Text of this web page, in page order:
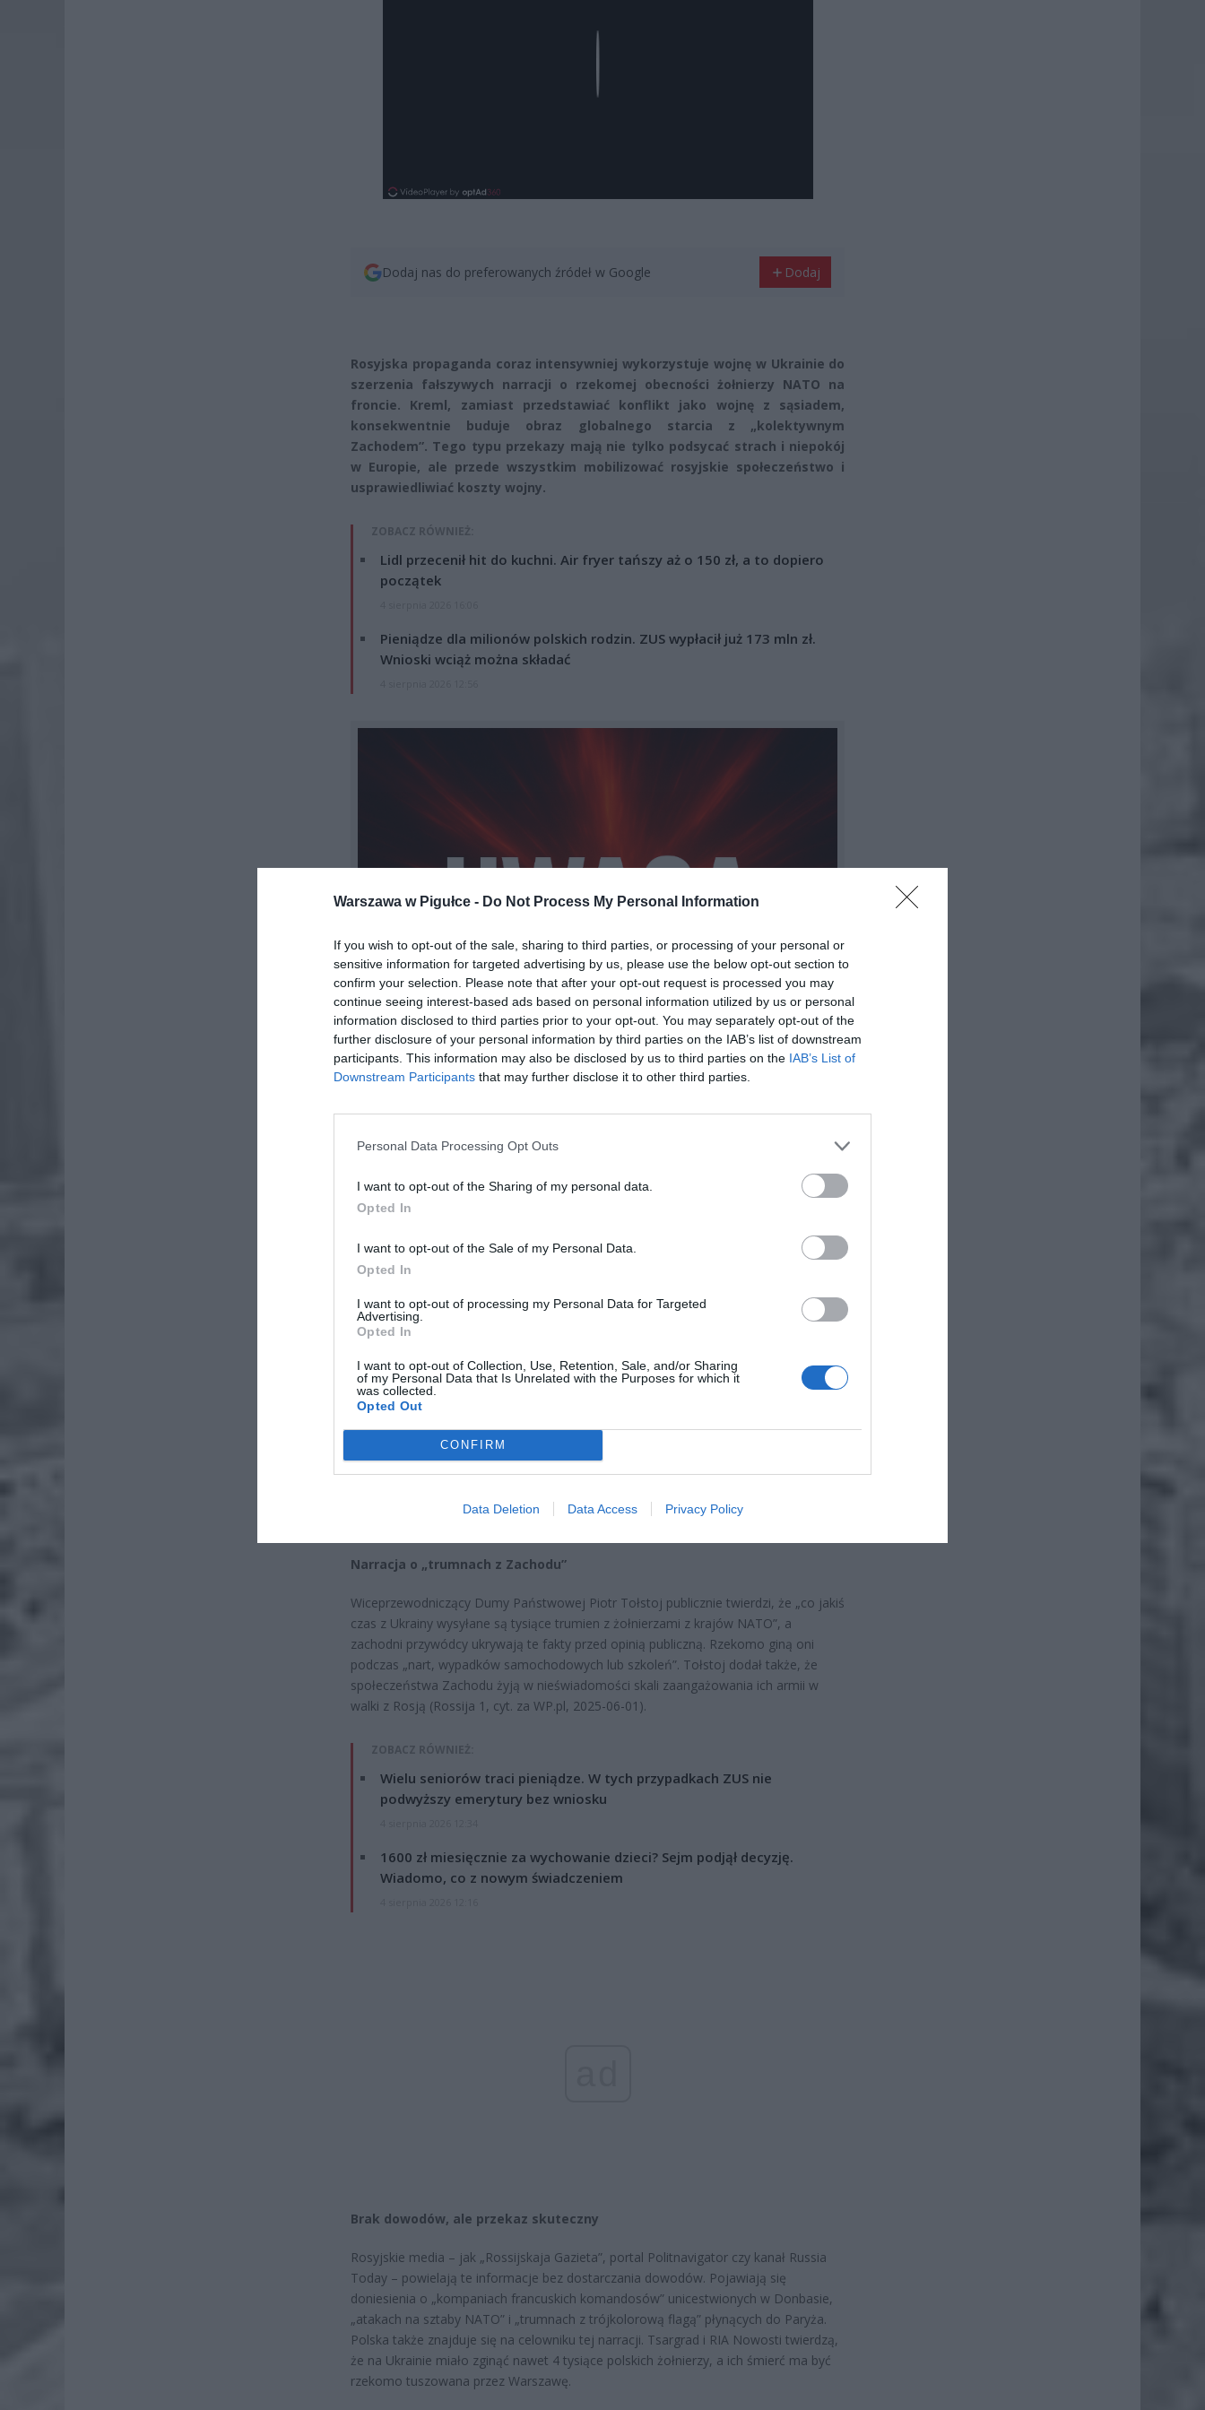
Warszawa w Pigułce - Do Not Process My Personal Information
If you wish to opt-out of the sale, sharing to third parties, or processing of your personal or
sensitive information for targeted advertising by us, please use the below opt-out section to
confirm your selection. Please note that after your opt-out request is processed you may
continue seeing interest-based ads based on personal information utilized by us or personal
information disclosed to third parties prior to your opt-out. You may separately opt-out of the
further disclosure of your personal information by third parties on the IAB’s list of downstream
participants. This information may also be disclosed by us to third parties on the IAB’s List of
Downstream Participants that may further disclose it to other third parties.
Personal Data Processing Opt Outs
I want to opt-out of the Sharing of my personal data.
Opted In
I want to opt-out of the Sale of my Personal Data.
Opted In
I want to opt-out of processing my Personal Data for Targeted
Advertising.
Opted In
I want to opt-out of Collection, Use, Retention, Sale, and/or Sharing
of my Personal Data that Is Unrelated with the Purposes for which it
was collected.
Opted Out
CONFIRM
Data Deletion Data Access Privacy Policy
Dodaj nas do preferowanych źródeł w Google Dodaj
Rosyjska propaganda coraz intensywniej wykorzystuje wojnę w Ukrainie do
szerzenia fałszywych narracji o rzekomej obecności żołnierzy NATO na
froncie. Kreml, zamiast przedstawiać konflikt jako wojnę z sąsiadem,
konsekwentnie buduje obraz globalnego starcia z „kolektywnym
Zachodem”. Tego typu przekazy mają nie tylko podsycać strach i niepokój
w Europie, ale przede wszystkim mobilizować rosyjskie społeczeństwo i
usprawiedliwiać koszty wojny.
ZOBACZ RÓWNIEŻ:
Lidl przecenił hit do kuchni. Air fryer tańszy aż o 150 zł, a to dopiero
początek
Pieniądze dla milionów polskich rodzin. ZUS wypłacił już 173 mln zł.
Wnioski wciąż można składać
Fot. Warszawa w Pigułce
Kreml podsyca niepokój w Europie. Rosyjska propaganda o „żołnierzach
Rosyjska propaganda nie ustaje w szerzeniu narracji, według której na terytorium
Ukrainy giną nie tylko obywatele tego kraju, ale przede wszystkim żołnierze państw
NATO. Teorie o masowym udziale wojsk z Polski, Francji, Wielkiej Brytanii czy USA w
wewnętrzną mobilizację rosyjskiego społeczeństwa.
ad
Narracja o „trumnach z Zachodu”
Wiceprzewodniczący Dumy Państwowej Piotr Tołstoj publicznie twierdzi, że „co jakiś
czas z Ukrainy wysyłane są tysiące trumien z żołnierzami z krajów NATO”, a
zachodni przywódcy ukrywają te fakty przed opinią publiczną. Rzekomo giną oni
podczas „nart, wypadków samochodowych lub szkoleń”. Tołstoj dodał także, że
społeczeństwa Zachodu żyją w nieświadomości skali zaangażowania ich armii w
walki z Rosją (Rossija 1, cyt. za WP.pl, 2025-06-01).
ZOBACZ RÓWNIEŻ:
Wielu seniorów traci pieniądze. W tych przypadkach ZUS nie
podwyższy emerytury bez wniosku
1600 zł miesięcznie za wychowanie dzieci? Sejm podjął decyzję.
Wiadomo, co z nowym świadczeniem
Brak dowodów, ale przekaz skuteczny
Rosyjskie media – jak „Rossijskaja Gazieta”, portal Politnavigator czy kanał Russia
Today – powielają te informacje bez dostarczania dowodów. Pojawiają się
doniesienia o „kompaniach francuskich komandosów” unicestwionych w Donbasie,
„atakach na sztaby NATO” i „trumnach z trójkolorową flagą” płynących do Paryża.
Polska także znajduje się na celowniku tej narracji. Tsargrad i RIA Nowosti twierdzą,
że na Ukrainie miało zginąć nawet 4 tysiące polskich żołnierzy, a ich śmierć ma być
rzekomo tuszowana przez Warszawę.